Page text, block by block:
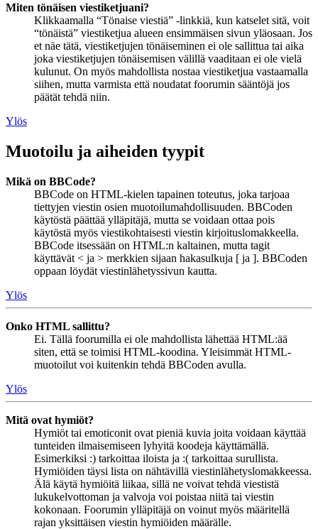
Miten tönäisen viestiketjuani?
Klikkaamalla “Tönaise viestiä” -linkkiä, kun katselet sitä, voit
“tönäistä” viestiketjua alueen ensimmäisen sivun yläosaan. Jos
et näe tätä, viestiketjujen tönäiseminen ei ole sallittua tai aika
joka viestiketjujen tönäisemisen välillä vaaditaan ei ole vielä
kulunut. On myös mahdollista nostaa viestiketjua vastaamalla
siihen, mutta varmista että noudatat foorumin sääntöjä jos
päätät tehdä niin.
Ylös
Muotoilu ja aiheiden tyypit
Mikä on BBCode?
BBCode on HTML-kielen tapainen toteutus, joka tarjoaa
tiettyjen viestin osien muotoilumahdollisuuden. BBCoden
käytöstä päättää ylläpitäjä, mutta se voidaan ottaa pois
käytöstä myös viestikohtaisesti viestin kirjoituslomakkeella.
BBCode itsessään on HTML:n kaltainen, mutta tagit
käyttävät < ja > merkkien sijaan hakasulkuja [ ja ]. BBCoden
oppaan löydät viestinlähetyssivun kautta.
Ylös
Onko HTML sallittu?
Ei. Tällä foorumilla ei ole mahdollista lähettää HTML:ää
siten, että se toimisi HTML-koodina. Yleisimmät HTML-
muotoilut voi kuitenkin tehdä BBCoden avulla.
Ylös
Mitä ovat hymiöt?
Hymiöt tai emoticonit ovat pieniä kuvia joita voidaan käyttää
tunteiden ilmaisemiseen lyhyitä koodeja käyttämällä.
Esimerkiksi :) tarkoittaa iloista ja :( tarkoittaa surullista.
Hymiöiden täysi lista on nähtävillä viestinlähetyslomakkeessa.
Älä käytä hymiöitä liikaa, sillä ne voivat tehdä viestistä
lukukelvottoman ja valvoja voi poistaa niitä tai viestin
kokonaan. Foorumin ylläpitäjä on voinut myös määritellä
rajan yksittäisen viestin hymiöiden määrälle.